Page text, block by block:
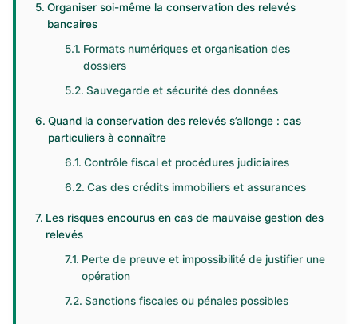
Organiser soi-même la conservation des relevés
bancaires
Formats numériques et organisation des
dossiers
Sauvegarde et sécurité des données
Quand la conservation des relevés s’allonge : cas
particuliers à connaître
Contrôle fiscal et procédures judiciaires
Cas des crédits immobiliers et assurances
Les risques encourus en cas de mauvaise gestion des
relevés
Perte de preuve et impossibilité de justifier une
opération
Sanctions fiscales ou pénales possibles